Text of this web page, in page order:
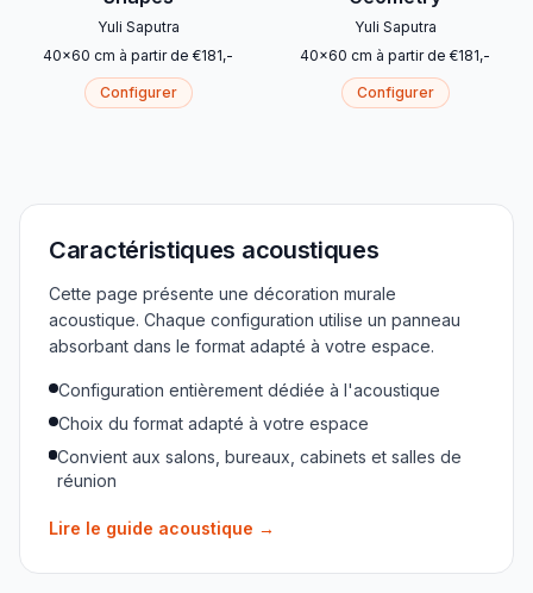
Yuli Saputra
40x60 cm à partir de €181,-
Configurer
Yuli Saputra
40x60 cm à partir de €181,-
Configurer
Caractéristiques acoustiques
Cette page présente une décoration murale
acoustique. Chaque configuration utilise un panneau
absorbant dans le format adapté à votre espace.
Configuration entièrement dédiée à l'acoustique
Choix du format adapté à votre espace
Convient aux salons, bureaux, cabinets et salles de
réunion
Lire le guide acoustique →